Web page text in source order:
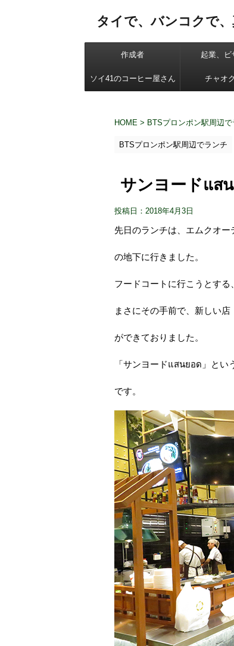
タイで、バンコクで
作成者 起業、ビ
ソイ41のコーヒー屋さん チャオ
HOME > BTSプロンポン駅周辺で
BTSプロンポン駅周辺でランチ
サンヨードแส
投稿日：2018年4月3日
先日のランチは、エムクオー
の地下に行きました。
フードコートに行こうとする、
まさにその手前で、新しい店
ができておりました。
「サンヨードแสนยอด」とい
です。